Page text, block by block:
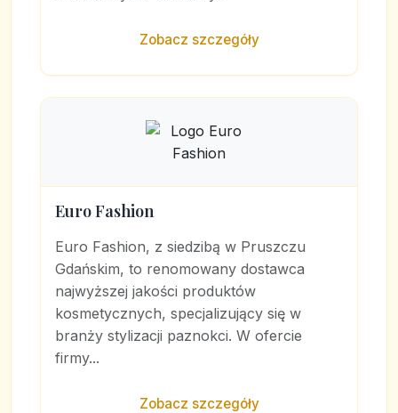
Zobacz szczegóły
Euro Fashion
Euro Fashion, z siedzibą w Pruszczu
Gdańskim, to renomowany dostawca
najwyższej jakości produktów
kosmetycznych, specjalizujący się w
branży stylizacji paznokci. W ofercie
firmy...
Zobacz szczegóły